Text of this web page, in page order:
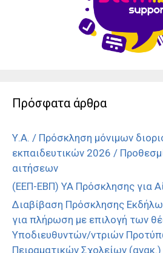
Πρόσφατα άρθρα
Υ.Α. / Πρόσκληση μόνιμων
εκπαιδευτικών 2026 /
αιτήσεων
(ΕΕΠ-ΕΒΠ) ΥΑ Πρόσκλησης για
Διαβίβαση Πρόσκλησης
για πλήρωση με επιλογή των
Υποδιευθυντών/ντριών
Πειραματικών Σχολείων (ανακ.)